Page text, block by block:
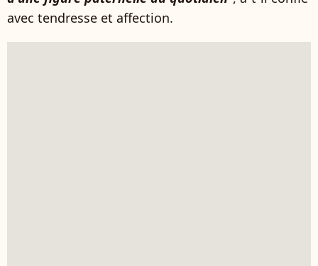
avec tendresse et affection.